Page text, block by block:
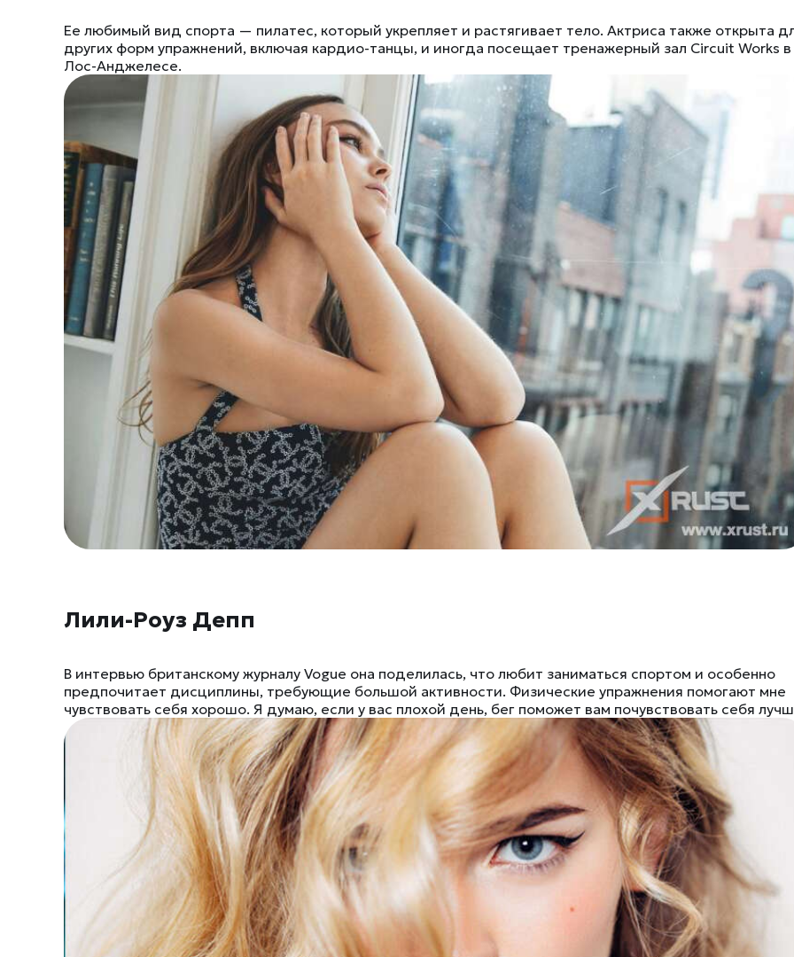
Ее любимый вид спорта — пилатес, который укрепляет и растягивает тело. Актриса также открыта
других форм упражнений, включая кардио-танцы, и иногда посещает тренажерный зал Circuit Works в
Лос-Анджелесе.
Лили-Роуз Депп
В интервью британскому журналу Vogue она поделилась, что любит заниматься спортом и особенно
предпочитает дисциплины, требующие большой активности. Физические упражнения помогают мне
чувствовать себя хорошо. Я думаю, если у вас плохой день, бег поможет вам почувствовать себя